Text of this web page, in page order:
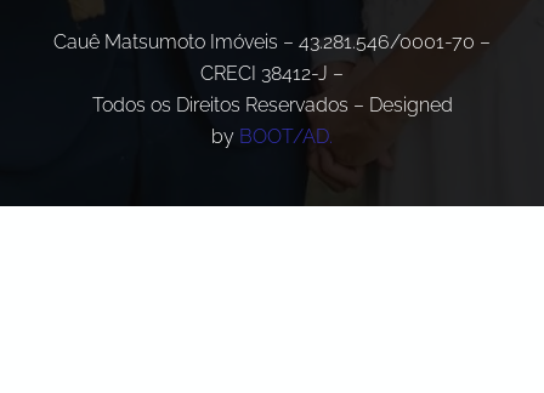
Cauê Matsumoto Imóveis – 43.281.546/0001-70 –
CRECI 38412-J –
Todos os Direitos Reservados – Designed
by BOOT/AD.